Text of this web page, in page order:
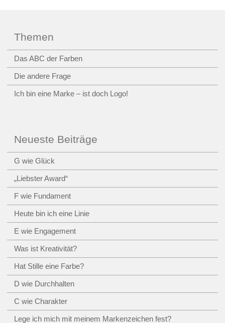
Themen
Das ABC der Farben
Die andere Frage
Ich bin eine Marke – ist doch Logo!
Neueste Beiträge
G wie Glück
„Liebster Award“
F wie Fundament
Heute bin ich eine Linie
E wie Engagement
Was ist Kreativität?
Hat Stille eine Farbe?
D wie Durchhalten
C wie Charakter
Lege ich mich mit meinem Markenzeichen fest?